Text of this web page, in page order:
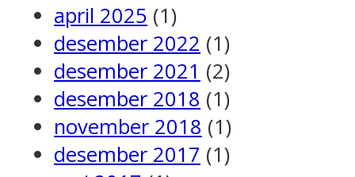
april 2025 (1)
desember 2022 (1)
desember 2021 (2)
desember 2018 (1)
november 2018 (1)
desember 2017 (1)